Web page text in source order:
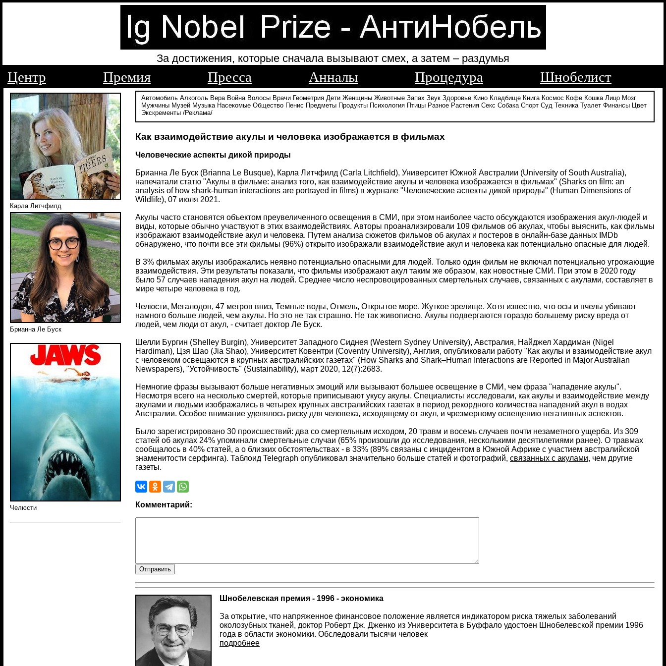
За достижения, которые сначала вызывают смех, а затем – раздумья
Центр Премия Пресса Анналы Процедура Шнобелист
Карла Литчфилд
Брианна Ле Буск
Челюсти
Автомобиль Алкоголь Вера Война Волосы Врачи Геометрия Дети Женщины Животные Запах Звук Здоровье Кино Кладбище Книга Космос Кофе Кошка Лицо Мозг
Мужчины Музей Музыка Насекомые Общество Пенис Предметы Продукты Психология Птицы Разное Растения Секс Собака Спорт Суд Техника Туалет Финансы
Цвет
Экскременты /Реклама/
Как взаимодействие акулы и человека изображается в фильмах
Человеческие аспекты дикой природы
Брианна Ле Буск (Brianna Le Busque), Карла Литчфилд (Carla Litchfield), Университет Южной Австралии (University of South Australia),
напечатали статю "Акулы в фильме: анализ того, как взаимодействие акулы и человека изображается в фильмах" (Sharks on film: an
analysis of how shark-human interactions are portrayed in films) в журнале "Человеческие аспекты дикой природы" (Human Dimensions of
Wildlife), 07 июля 2021.
Акулы часто становятся объектом преувеличенного освещения в СМИ, при этом наиболее часто обсуждаются изображения акул-людей и
виды, которые обычно участвуют в этих взаимодействиях. Авторы проанализировали 109 фильмов об акулах, чтобы выяснить, как фильмы
изображают взаимодействие акул и человека. Путем анализа сюжетов фильмов об акулах и постеров в онлайн-базе данных IMDb
обнаружено, что почти все эти фильмы (96%) открыто изображали взаимодействие акул и человека как потенциально опасные для людей.
В 3% фильмах акулы изображались неявно потенциально опасными для людей. Только один фильм не включал потенциально угрожающие
взаимодействия. Эти результаты показали, что фильмы изображают акул таким же образом, как новостные СМИ. При этом в 2020 году
было 57 случаев нападения акул на людей. Среднее число неспровоцированных смертельных случаев, связанных с акулами, составляет в
мире четыре человека в год.
Челюсти, Мегалодон, 47 метров вниз, Темные воды, Отмель, Открытое море. Жуткое зрелище. Хотя известно, что осы и пчелы убивают
намного больше людей, чем акулы. Но это не так страшно. Не так живописно. Акулы подвергаются гораздо большему риску вреда от
людей, чем люди от акул, - считает доктор Ле Буск.
Шелли Бургин (Shelley Burgin), Университет Западного Сиднея (Western Sydney University), Австралия, Найджел Хардиман (Nigel
Hardiman), Цзя Шао (Jia Shao), Университет Ковентри (Coventry University), Англия, опубликовали работу "Как акулы и взаимодействие акул
с человеком освещаются в крупных австралийских газетах" (How Sharks and Shark–Human Interactions are Reported in Major Australian
Newspapers), "Устойчивость" (Sustainability), март 2020, 12(7):2683.
Немногие фразы вызывают больше негативных эмоций или вызывают большее освещение в СМИ, чем фраза "нападение акулы".
Несмотря всего на несколько смертей, которые приписывают укусу акулы. Специалисты исследовали, как акулы и взаимодействие между
акулами и людьми изображались в четырех крупных австралийских газетах в период рекордного количества нападений акул в водах
Австралии. Особое внимание уделялось риску для человека, исходящему от акул, и чрезмерному освещению негативных аспектов.
Было зарегистрировано 30 происшествий: два со смертельным исходом, 20 травм и восемь случаев почти незаметного ущерба. Из 309
статей об акулах 24% упоминали смертельные случаи (65% произошли до исследования, несколькими десятилетиями ранее). О травмах
сообщалось в 40% статей, а о близких обстоятельствах - в 33% (89% связаны с инцидентом в Южной Африке с участием австралийской
знаменитости серфинга). Таблоид Telegraph опубликовал значительно больше статей и фотографий, связанных с акулами, чем другие
газеты.
Комментарий:
Шнобелевская премия - 1996 - экономика
За открытие, что напряженное финансовое положение является индикатором риска тяжелых заболеваний
околозубных тканей, доктор Роберт Дж. Дженко из Университета в Буффало удостоен Шнобелевской премии 1996
года в области экономики. Обследовали тысячи человек
подробнее